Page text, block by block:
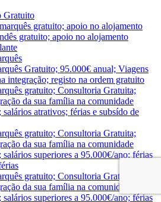
Gratuito
gratuito; apoio no alojamento
gratuito; apoio no alojamento
Gratuito; 95.000€ anual; Viagens
integração; registo na ordem gratuito
gratuito; Consultoria Gratuita;
da sua família na comunidade
salários atrativos; férias e subsído de
gratuito; Consultoria Gratuita;
da sua família na comunidade
salários superiores a 95.000€/ano; férias
gratuito; Consultoria Gratuita;
da sua família na comunidade
salários superiores a 95.000€/ano; férias